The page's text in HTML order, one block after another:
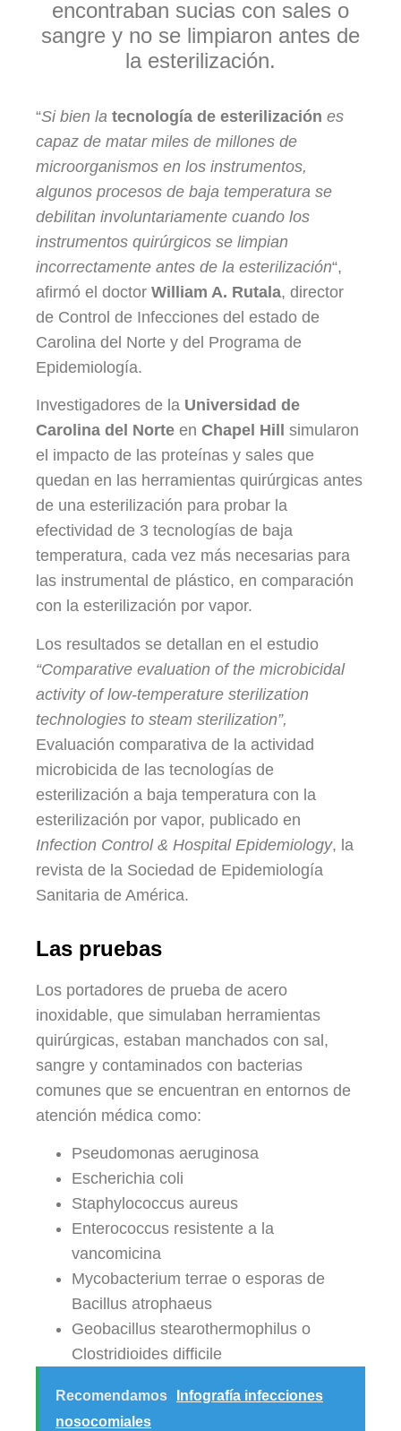
encontraban sucias con sales o
sangre y no se limpiaron antes de
la esterilización.
“Si bien la tecnología de esterilización es
capaz de matar miles de millones de
microorganismos en los instrumentos,
algunos procesos de baja temperatura se
debilitan involuntariamente cuando los
instrumentos quirúrgicos se limpian
incorrectamente antes de la esterilización“,
afirmó el doctor William A. Rutala, director
de Control de Infecciones del estado de
Carolina del Norte y del Programa de
Epidemiología.
Investigadores de la Universidad de
Carolina del Norte en Chapel Hill
simularon
el impacto de las proteínas y sales que
quedan en las herramientas quirúrgicas antes
de una esterilización para probar la
efectividad de 3 tecnologías de baja
temperatura, cada vez más necesarias para
las instrumental de plástico, en comparación
con la esterilización por vapor.
Los resultados se detallan en el estudio
“Comparative evaluation of the microbicidal
activity of low-temperature sterilization
technologies to steam sterilization”,
Evaluación comparativa de la actividad
microbicida de las tecnologías de
esterilización a baja temperatura con la
esterilización por vapor, publicado en
Infection Control & Hospital Epidemiology, la
revista de la Sociedad de Epidemiología
Sanitaria de América.
Las pruebas
Los portadores de prueba de acero
inoxidable, que simulaban herramientas
quirúrgicas, estaban manchados con sal,
sangre y contaminados con bacterias
comunes que se encuentran en entornos de
atención médica como:
Pseudomonas aeruginosa
Escherichia coli
Staphylococcus aureus
Enterococcus resistente a la
vancomicina
Mycobacterium terrae o esporas de
Bacillus atrophaeus
Geobacillus stearothermophilus o
Clostridioides difficile
Recomendamos
Infografía infecciones
nosocomiales